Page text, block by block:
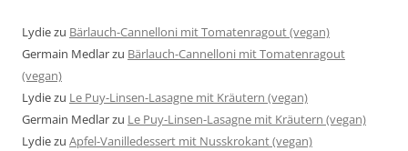
Lydiezu Bärlauch-Cannelloni mit Tomatenragout (vegan)
Germain Medlarzu Bärlauch-Cannelloni mit Tomatenragout
(vegan)
Lydiezu Le Puy-Linsen-Lasagne mit Kräutern (vegan)
Germain Medlarzu Le Puy-Linsen-Lasagne mit Kräutern (vegan)
Lydiezu Apfel-Vanilledessert mit Nusskrokant (vegan)